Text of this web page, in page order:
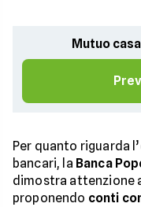
Mutuo
Per quanto riguarda
bancari, la Banca
dimostra attenzione
proponendo conti